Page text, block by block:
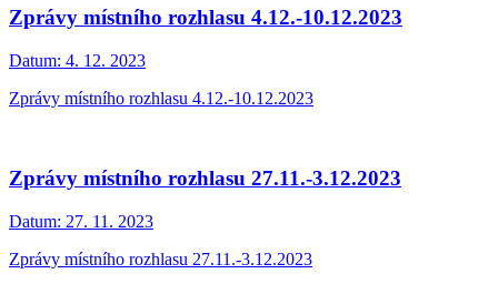
Zprávy místního rozhlasu 4.12.-10.12.2023
Datum: 4. 12. 2023
Zprávy místního rozhlasu 4.12.-10.12.2023
Zprávy místního rozhlasu 27.11.-3.12.2023
Datum: 27. 11. 2023
Zprávy místního rozhlasu 27.11.-3.12.2023